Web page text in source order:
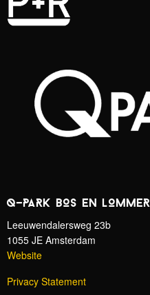
Q-PARK BOS EN LOMMER
Leeuwendalersweg 23b
1055 JE Amsterdam
Website
Privacy Statement